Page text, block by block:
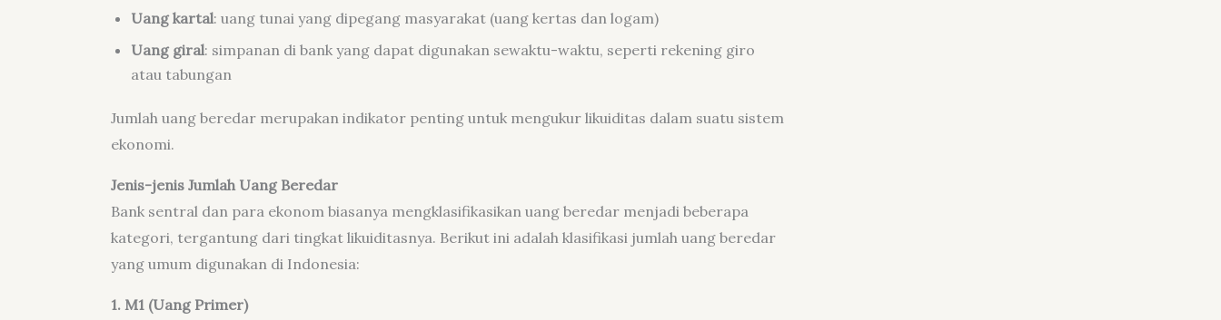
Uang kartal: uang tunai yang dipegang masyarakat (uang kertas dan logam)
Uang giral: simpanan di bank yang dapat digunakan sewaktu-waktu, seperti rekening giro
atau tabungan
Jumlah uang beredar merupakan indikator penting untuk mengukur likuiditas dalam suatu sistem
ekonomi.
Jenis-jenis Jumlah Uang Beredar
Bank sentral dan para ekonom biasanya mengklasifikasikan uang beredar menjadi beberapa
kategori, tergantung dari tingkat likuiditasnya. Berikut ini adalah klasifikasi jumlah uang beredar
yang umum digunakan di Indonesia:
1. M1 (Uang Primer)